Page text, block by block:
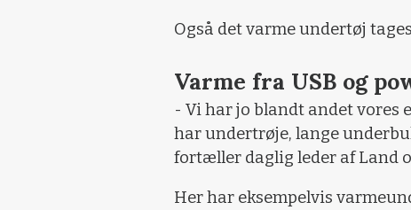
Også det varme undertøj
Varme fra USB og
- Vi har jo blandt andet vores
har undertrøje, lange
fortæller daglig leder af Land
Her har eksempelvis